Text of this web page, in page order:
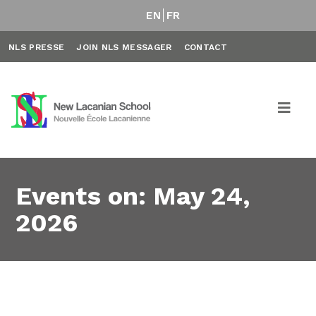
EN FR
NLS PRESSE JOIN NLS MESSAGER CONTACT
Events on: May 24,
2026